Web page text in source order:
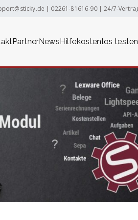
| 02261-81616-90| 24/7-
PartnerNewsHilfekostenlos testen